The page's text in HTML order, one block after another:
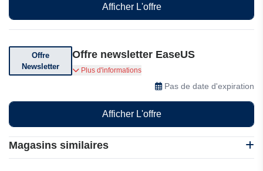
Magasins similaires
Afficher L'offre
Offre
Newsletter
Offre newsletter EaseUS
Abonnez-vous pour recevoir des offres spéciales
Plus d'informations
Pas de date d'expiration
Afficher L'offre